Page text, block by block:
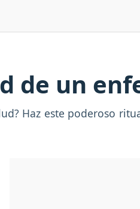
de un
Haz este poderoso